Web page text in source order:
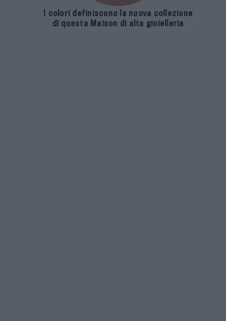
I colori definiscono la nuova collezione
di questa Maison di alta gioielleria